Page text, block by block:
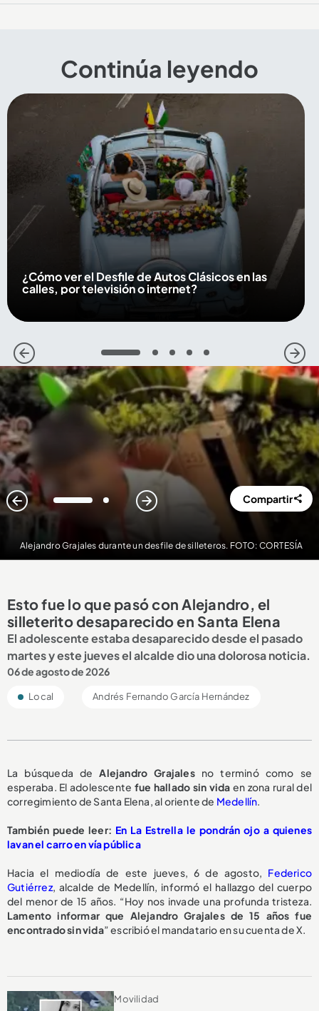
Continúa leyendo
¿Cómo ver el Desfile de Autos Clásicos en las
calles, por televisión o internet?
1 2 3 4 5
Alejandro Grajales durante un desfile de silleteros. FOTO: CORTESÍA
1 2 Compartir
Esto fue lo que pasó con Alejandro, el
silleterito desaparecido en Santa Elena
El adolescente estaba desaparecido desde el pasado
martes y este jueves el alcalde dio una dolorosa noticia.
06 de agosto de 2026
Local Andrés Fernando García Hernández
La búsqueda deAlejandro Grajales no terminó como se
esperaba. El adolescente fue hallado sin vida en zona rural del
corregimiento de Santa Elena, al oriente de Medellín.
También puede leer: En La Estrella le pondrán ojo a quienes
lavan el carro en vía pública
Hacia el mediodía de este jueves, 6 de agosto, Federico
Gutiérrez, alcalde de Medellín, informó el hallazgo del cuerpo
del menor de 15 años. “Hoy nos invade una profunda tristeza.
Lamento informar que Alejandro Grajales de 15 años fue
encontrado sin vida” escribió el mandatario en su cuenta de X.
Movilidad